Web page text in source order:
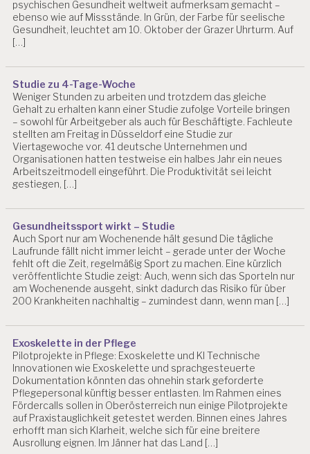
U
IE
R
N
P
S
Y
C
H
IS
C
H
R
B
E
L
A
S
T
U
G
E
N
F
E
H
L
Z
EI
psychischen Gesundheit weltweit aufmerksam gemacht –
ebenso wie auf Missstände. In Grün, der Farbe für seelische
Gesundheit, leuchtet am 10. Oktober der Grazer Uhrturm. Auf
[…]
Studie zu 4-Tage-Woche
Weniger Stunden zu arbeiten und trotzdem das gleiche
Gehalt zu erhalten kann einer Studie zufolge Vorteile bringen
– sowohl für Arbeitgeber als auch für Beschäftigte. Fachleute
stellten am Freitag in Düsseldorf eine Studie zur
Viertagewoche vor. 41 deutsche Unternehmen und
Organisationen hatten testweise ein halbes Jahr ein neues
Arbeitszeitmodell eingeführt. Die Produktivität sei leicht
gestiegen, […]
Gesundheitssport wirkt – Studie
Auch Sport nur am Wochenende hält gesund Die tägliche
Laufrunde fällt nicht immer leicht – gerade unter der Woche
fehlt oft die Zeit, regelmäßig Sport zu machen. Eine kürzlich
veröffentlichte Studie zeigt: Auch, wenn sich das Sporteln nur
am Wochenende ausgeht, sinkt dadurch das Risiko für über
200 Krankheiten nachhaltig – zumindest dann, wenn man […]
Exoskelette in der Pflege
Pilotprojekte in Pflege: Exoskelette und KI Technische
Innovationen wie Exoskelette und sprachgesteuerte
Dokumentation könnten das ohnehin stark geforderte
Pflegepersonal künftig besser entlasten. Im Rahmen eines
Fördercalls sollen in Oberösterreich nun einige Pilotprojekte
auf Praxistauglichkeit getestet werden. Binnen eines Jahres
erhofft man sich Klarheit, welche sich für eine breitere
Ausrollung eignen. Im Jänner hat das Land […]